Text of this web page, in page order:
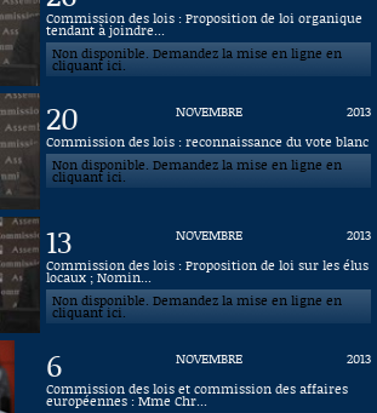
Connaissance, Histoire
Commission des lois : Proposition de loi organique
tendant à joindre...
Non disponible. Demandez la mise en ligne en
cliquant ici.
20 NOVEMBRE
2013
Commission des lois : reconnaissance du vote blanc
Non disponible. Demandez la mise en ligne en
cliquant ici.
13 NOVEMBRE
2013
Commission des lois : Proposition de loi sur les élus
locaux ; Nomin...
Non disponible. Demandez la mise en ligne en
cliquant ici.
6 NOVEMBRE
2013
Commission des lois et commission des affaires
européennes : Mme Chr...